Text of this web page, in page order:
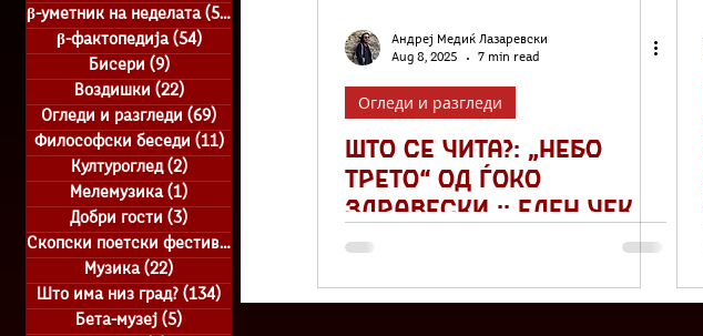
β-уметник на неделата (51)
β-фактопедија (54)54 posts
Бисери (9)9 posts
Воздишки (22)22 posts
Огледи и разгледи (69)
Философски беседи (11)11 posts
Културоглед (2)2 posts
Мелемузика (1)
Добри гости (3)
Скопски поетски фестивал
Музика (22)
Што има низ град? (134)
Бета-музеј (5)
Андреј Медиќ Лазаревски
Aug 8, 2025
7 min read
Огледи и разгледи
ШТО СЕ ЧИТА?: „Небо
трето“ од Ѓоко
Здравески :: Еден чекор
напред, три неба назад